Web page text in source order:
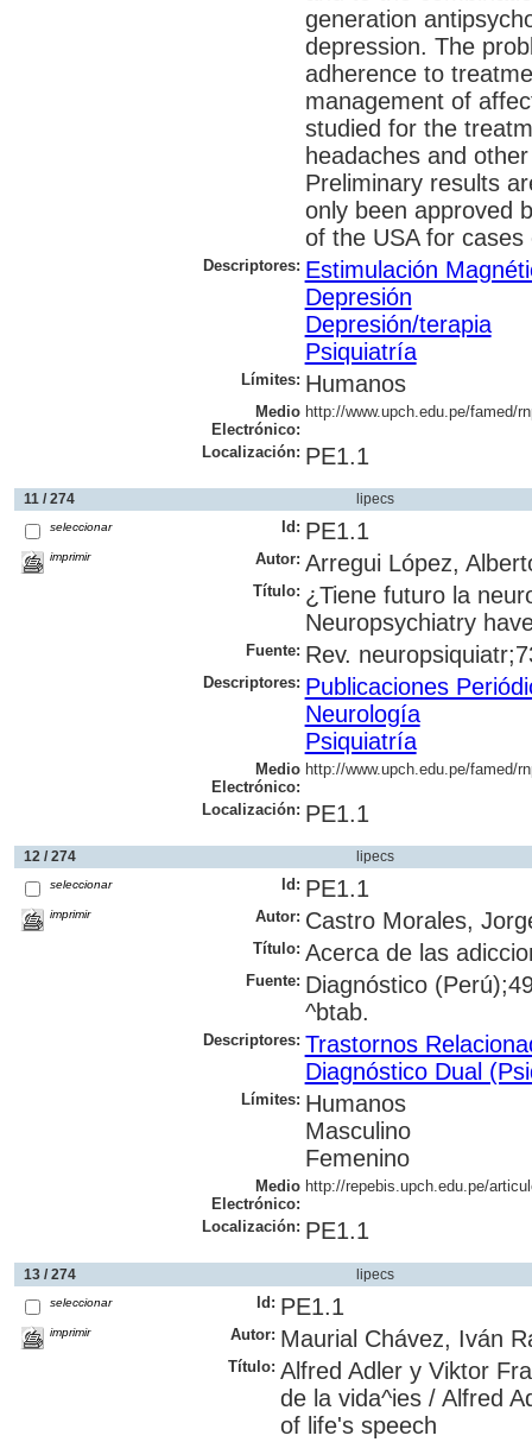
generation
depression. The
adherence to
management of
studied for the
headaches and
Preliminary results
only been approved
of the USA for
Descriptores: Estimulación
Depresión
Depresión/terapia
Psiquiatría
Límites: Humanos
Medio
Electrónico:
http://www.upch.edu.pe/famed/
Localización: PE1.1
11 / 274 lipecs
seleccionar
imprimir
Id: PE1.1
Autor: Arregui López,
Título: ¿Tiene futuro la
Neuropsychiatry
Fuente: Rev.
Descriptores: Publicaciones
Neurología
Psiquiatría
Medio
Electrónico:
http://www.upch.edu.pe/famed/
Localización: PE1.1
12 / 274 lipecs
seleccionar
imprimir
Id: PE1.1
Autor: Castro Morales,
Título: Acerca de las
Fuente: Diagnóstico
^btab.
Descriptores: Trastornos
Diagnóstico Dual
Límites: Humanos
Masculino
Femenino
Medio
Electrónico:
http://repebis.upch.edu.pe/
Localización: PE1.1
13 / 274 lipecs
seleccionar
imprimir
Id: PE1.1
Autor: Maurial Chávez, Iván
Título: Alfred Adler y Viktor
de la vida^ies / Alfred
of life's speech